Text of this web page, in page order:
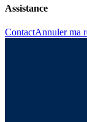
Assistance
ContactAnnuler ma